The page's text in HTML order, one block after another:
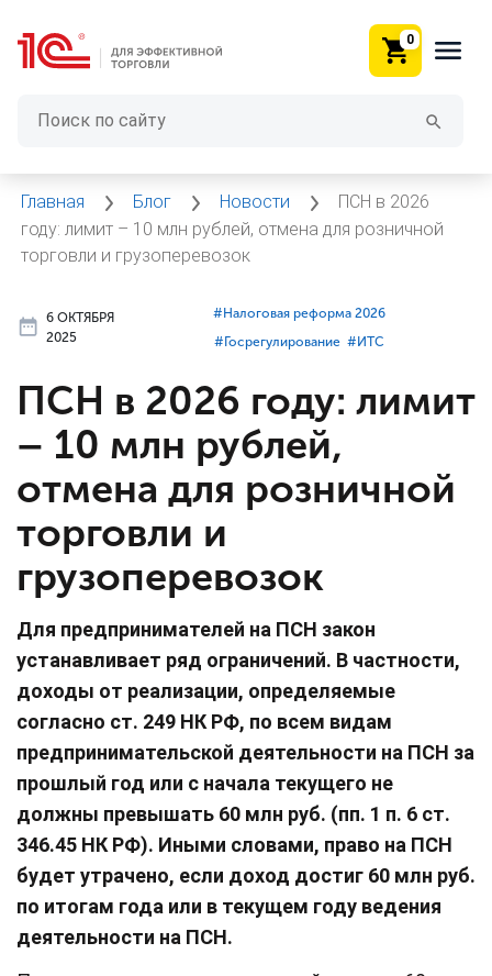
0
Главная Блог Новости
ПСН в 2026
году: лимит – 10 млн рублей, отмена для розничной
торговли и грузоперевозок
6 ОКТЯБРЯ
2025
#⁣Налоговая реформа 2026
#⁣Госрегулирование #⁣ИТC
ПСН в 2026 году: лимит
– 10 млн рублей,
отмена для розничной
торговли и
грузоперевозок
Для предпринимателей на ПСН закон
устанавливает ряд ограничений. В частности,
доходы от реализации, определяемые
согласно ст. 249 НК РФ, по всем видам
предпринимательской деятельности на ПСН за
прошлый год или с начала текущего не
должны превышать 60 млн руб. (пп. 1 п. 6 ст.
346.45 НК РФ). Иными словами, право на ПСН
будет утрачено, если доход достиг 60 млн руб.
по итогам года или в текущем году ведения
деятельности на ПСН.